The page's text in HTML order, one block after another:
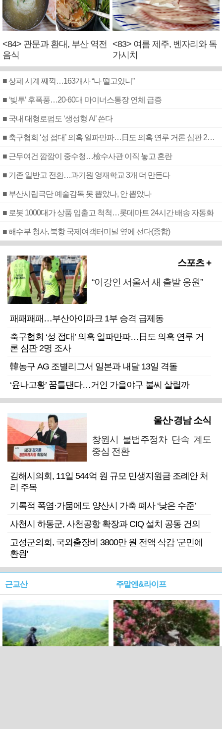
<84> 관문과 환대, 부산 역전
음식
<83> 여름 제주, 벤자리와 독
가시치
■ 상폐 시계 째깍…163개사 “나 떨고있니”
■ ‘빚투’ 후폭풍…20·60대 마이너스통장 연체 급증
■ 국내 대형로펌도 ‘생성형 AI’ 쓴다
■ 축구협회 ‘성 접대’ 의혹 일파만파…日도 의혹 연루 거론 심판 2명 조사
■ 근무여건 깜깜이 중수청…檢수사관 이직 놓고 혼란
■ 기존 일반고 전환…과기원 영재학교 3개 더 만든다
■ 부산시립극단 예술감독 못 뽑았나, 안 뽑았나
■ 로봇 1000대가 상품 입출고 척척…롯데마트 24시간 배송 자동화
■ 해수부 청사, 북항 국제여객터미널 옆에 선다(종합)
스포츠 +
“이강인 서울서 새 출발 응원”
패패패패…부산아이파크 1부 승격 급제동
축구협회 ‘성 접대’ 의혹 일파만파…日도 의혹 연루 거
론 심판 2명 조사
韓농구 AG 조별리그서 일본과 내달 13일 격돌
‘윤나고황’ 꿈틀댄다…거인 가을야구 불씨 살릴까
울산·경남 소식
창원시 불법주정차 단속 계도
중심 전환
김해시의회, 11일 544억 원 규모 민생지원금 조례안 처
리 주목
기록적 폭염·가뭄에도 양산시 가축 폐사 ‘낮은 수준’
사천시 하동군, 사천공항 확장과 CIQ 설치 공동 건의
고성군의회, 국외출장비 3800만 원 전액 삭감 '군민에
환원'
근교산 주말엔&라이프